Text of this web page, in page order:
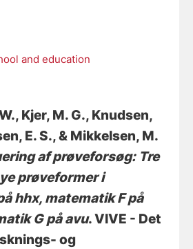
and education
, Kjer, M. G., Knudsen,
E. S., & Mikkelsen, M.
af prøveforsøg: Tre
prøveformer i
hhx, matematik F på
G på avu. VIVE - Det
og